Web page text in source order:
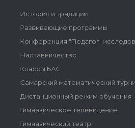
История и традиции
Развивающие программы
Конференция "Педагог-
Наставничество
Классы БАС
Самарский математический
Дистанционный режим обучения
Гимназическое телевидение
Гимназический театр